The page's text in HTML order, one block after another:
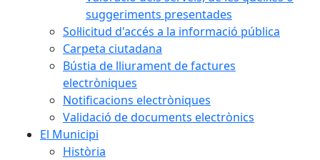
suggeriments presentades
Sol·licitud d'accés a la informació pública
Carpeta ciutadana
Bústia de lliurament de factures
electròniques
Notificacions electròniques
Validació de documents electrònics
El Municipi
Història